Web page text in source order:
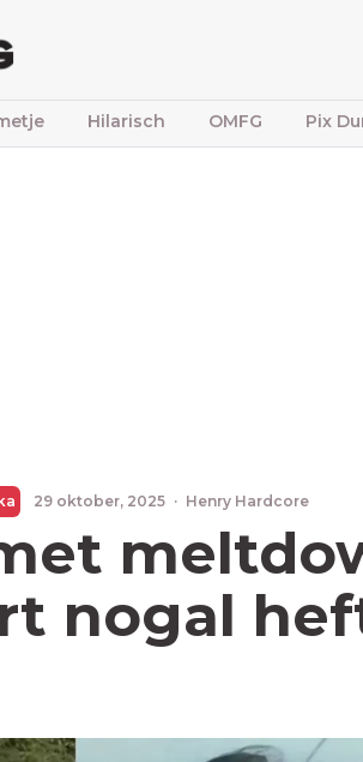
Hilarisch OMFG Pix
29 oktober, 2025 · Henry Hardcore
nogal